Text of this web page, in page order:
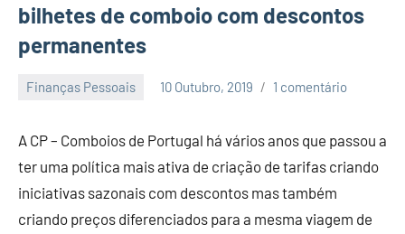
bilhetes de comboio com descontos
permanentes
Finanças Pessoais 10 Outubro, 2019
Economia
Finanças
1 comentário
A CP – Comboios de Portugal há vários anos que passou a
ter uma política mais ativa de criação de tarifas criando
iniciativas sazonais com descontos mas também
criando preços diferenciados para a mesma viagem de